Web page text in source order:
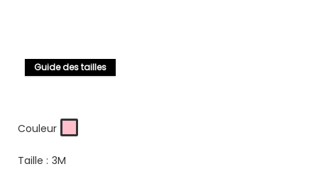
Guide des tailles
Couleur
Taille : 3M